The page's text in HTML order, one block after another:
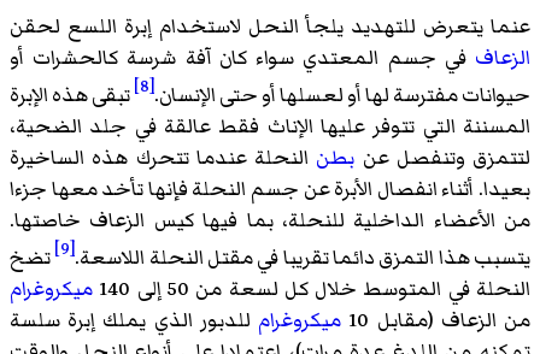
عنما يتعرض للتهديد يلجأ النحل لاستخدام إبرة اللسع لحقن
الزعاف في جسم المعتدي سواء كان آفة شرسة كالحشرات أو
حيوانات مفترسة لها أو لعسلها أو حتى الإنسان.[8]
تبقى هذه الإبرة
المسننة التي تتوفر عليها الإناث فقط عالقة في جلد الضحية،
لتتمزق وتنفصل عن بطن النحلة عندما تتحرك هذه الساخيرة
بعيدا. أثناء انفصال الأبرة عن جسم النحلة فإنها تأخد معها جزءا
من الأعضاء الداخلية للنحلة، بما فيها كيس الزعاف خاصتها.
يتسبب هذا التمزق دائما تقريبا في مقتل النحلة اللاسعة.[9]
تضخ
النحلة في المتوسط خلال كل لسعة من 50 إلى 140
ميكروغرام
من الزعاف (مقابل 10
ميكروغرام للدبور الذي يملك إبرة سلسة